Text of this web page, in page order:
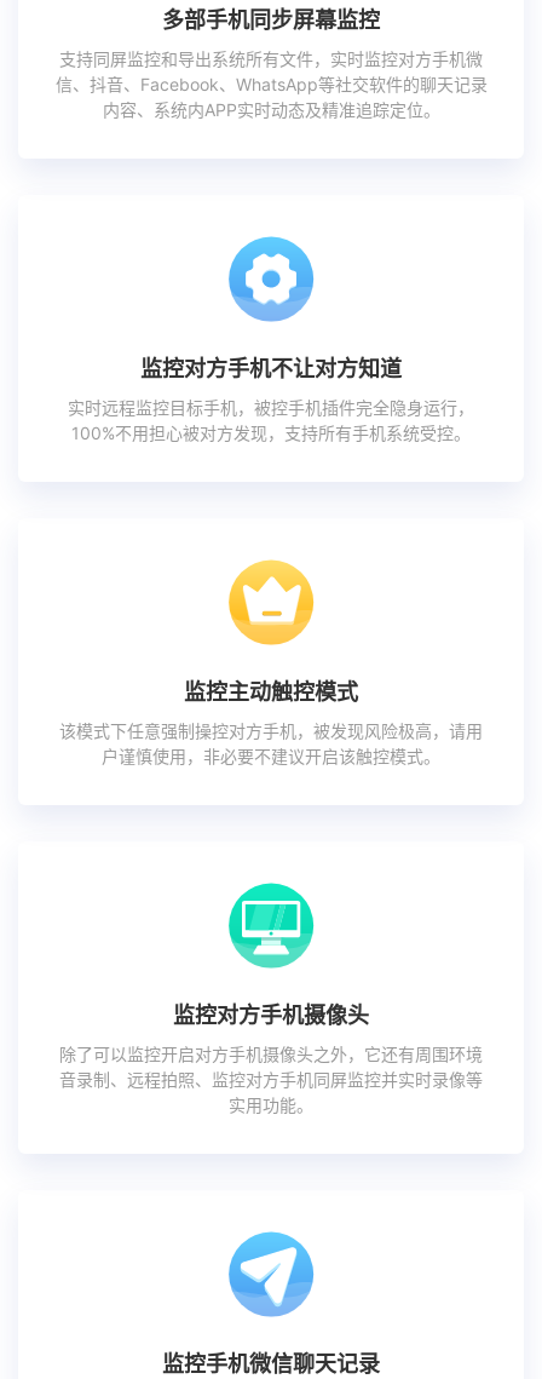
多部手机同步屏幕监控
支持同屏监控和导出系统所有文件，实时监控对方手机微
信、抖音、Facebook、WhatsApp等社交软件的聊天记录
内容、系统内APP实时动态及精准追踪定位。
监控对方手机不让对方知道
实时远程监控目标手机，被控手机插件完全隐身运行，
100%不用担心被对方发现，支持所有手机系统受控。
监控主动触控模式
该模式下任意强制操控对方手机，被发现风险极高，请用
户谨慎使用，非必要不建议开启该触控模式。
监控对方手机摄像头
除了可以监控开启对方手机摄像头之外，它还有周围环境
音录制、远程拍照、监控对方手机同屏监控并实时录像等
实用功能。
监控手机微信聊天记录